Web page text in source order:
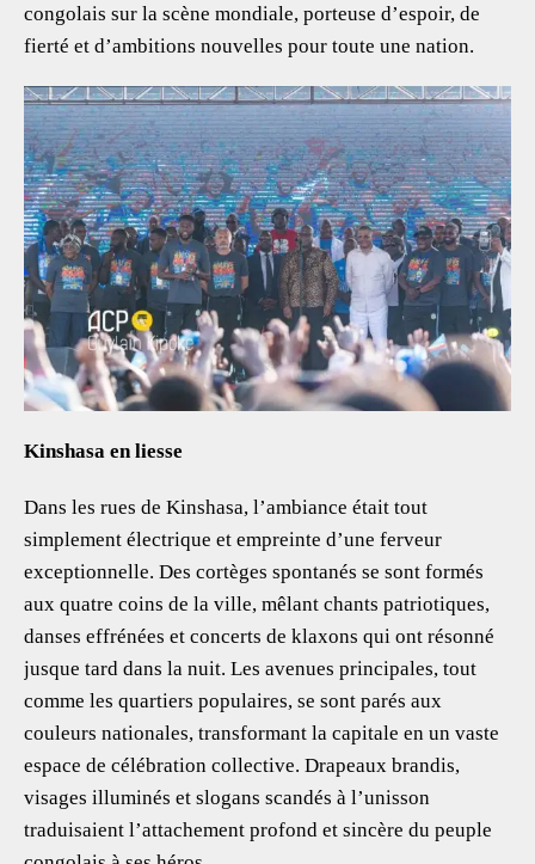
congolais sur la scène mondiale, porteuse d’espoir, de
fierté et d’ambitions nouvelles pour toute une nation.
Kinshasa en liesse
Dans les rues de Kinshasa, l’ambiance était tout
simplement électrique et empreinte d’une ferveur
exceptionnelle. Des cortèges spontanés se sont formés
aux quatre coins de la ville, mêlant chants patriotiques,
danses effrénées et concerts de klaxons qui ont résonné
jusque tard dans la nuit. Les avenues principales, tout
comme les quartiers populaires, se sont parés aux
couleurs nationales, transformant la capitale en un vaste
espace de célébration collective. Drapeaux brandis,
visages illuminés et slogans scandés à l’unisson
traduisaient l’attachement profond et sincère du peuple